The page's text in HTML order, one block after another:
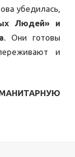
убедилась,
Людей» и
. Они готовы
и